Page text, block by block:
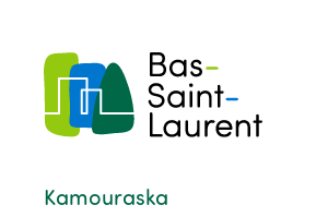
Kamouraska